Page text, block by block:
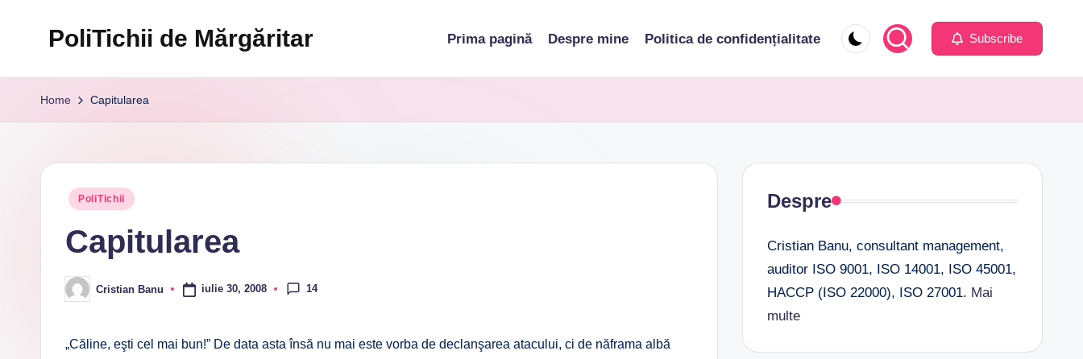
PoliTichii de Mărgăritar Prima pagină Despre mine Politica de confidențialitate Subscribe
Home Capitularea
Posted
PoliTichii
Capitularea
Posted
by
Cristian Banu iulie 30, 2008 14
„Căline, eşti cel mai bun!” De data asta însă nu mai este vorba de declanşarea atacului, ci de năframa albă
Despre
Cristian Banu, consultant management,
auditor ISO 9001, ISO 14001, ISO 45001,
HACCP (ISO 22000), ISO 27001. Mai
multe